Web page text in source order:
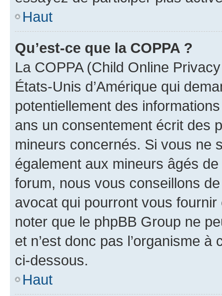
Haut
Qu’est-ce que la COPPA ?
La COPPA (Child Online
États-Unis d’Amérique qui
potentiellement des
ans un consentement écrit des
mineurs concernés. Si vous ne
également aux mineurs âgés
forum, nous vous conseillons
avocat qui pourront vous
noter que le phpBB Group ne
et n’est donc pas l’organisme
ci-dessous.
Haut